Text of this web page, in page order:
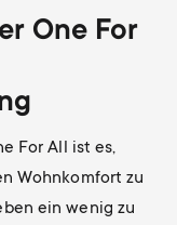
One For
For All ist es,
Wohnkomfort zu
ein wenig zu